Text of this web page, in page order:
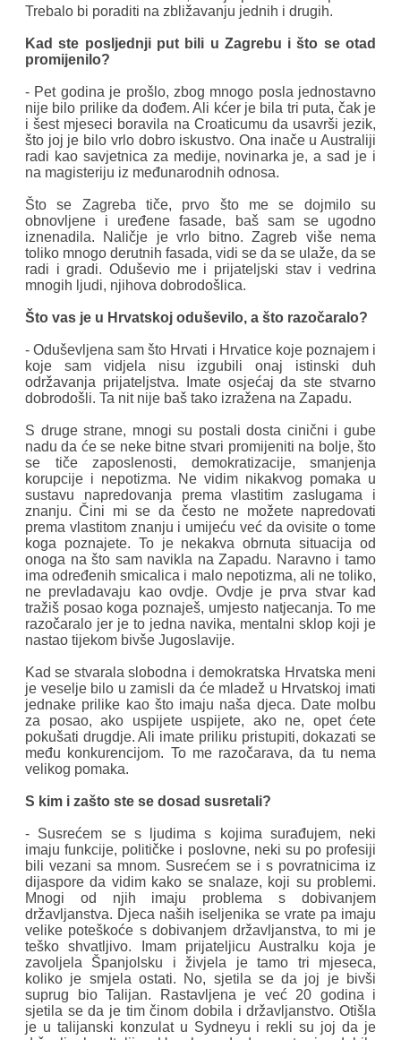
Trebalo bi poraditi na zbližavanju jednih i drugih.
Kad ste posljednji put bili u Zagrebu i što se otad
promijenilo?
- Pet godina je prošlo, zbog mnogo posla jednostavno
nije bilo prilike da dođem. Ali kćer je bila tri puta, čak je
i šest mjeseci boravila na Croaticumu da usavrši jezik,
što joj je bilo vrlo dobro iskustvo. Ona inače u Australiji
radi kao savjetnica za medije, novinarka je, a sad je i
na magisteriju iz međunarodnih odnosa.
Što se Zagreba tiče, prvo što me se dojmilo su
obnovljene i uređene fasade, baš sam se ugodno
iznenadila. Naličje je vrlo bitno. Zagreb više nema
toliko mnogo derutnih fasada, vidi se da se ulaže, da se
radi i gradi. Oduševio me i prijateljski stav i vedrina
mnogih ljudi, njihova dobrodošlica.
Što vas je u Hrvatskoj oduševilo, a što razočaralo?
- Oduševljena sam što Hrvati i Hrvatice koje poznajem i
koje sam vidjela nisu izgubili onaj istinski duh
održavanja prijateljstva. Imate osjećaj da ste stvarno
dobrodošli. Ta nit nije baš tako izražena na Zapadu.
S druge strane, mnogi su postali dosta cinični i gube
nadu da će se neke bitne stvari promijeniti na bolje, što
se tiče zaposlenosti, demokratizacije, smanjenja
korupcije i nepotizma. Ne vidim nikakvog pomaka u
sustavu napredovanja prema vlastitim zaslugama i
znanju. Čini mi se da često ne možete napredovati
prema vlastitom znanju i umijeću već da ovisite o tome
koga poznajete. To je nekakva obrnuta situacija od
onoga na što sam navikla na Zapadu. Naravno i tamo
ima određenih smicalica i malo nepotizma, ali ne toliko,
ne prevladavaju kao ovdje. Ovdje je prva stvar kad
tražiš posao koga poznaješ, umjesto natjecanja. To me
razočaralo jer je to jedna navika, mentalni sklop koji je
nastao tijekom bivše Jugoslavije.
Kad se stvarala slobodna i demokratska Hrvatska meni
je veselje bilo u zamisli da će mladež u Hrvatskoj imati
jednake prilike kao što imaju naša djeca. Date molbu
za posao, ako uspijete uspijete, ako ne, opet ćete
pokušati drugdje. Ali imate priliku pristupiti, dokazati se
među konkurencijom. To me razočarava, da tu nema
velikog pomaka.
S kim i zašto ste se dosad susretali?
- Susrećem se s ljudima s kojima surađujem, neki
imaju funkcije, političke i poslovne, neki su po profesiji
bili vezani sa mnom. Susrećem se i s povratnicima iz
dijaspore da vidim kako se snalaze, koji su problemi.
Mnogi od njih imaju problema s dobivanjem
državljanstva. Djeca naših iseljenika se vrate pa imaju
velike poteškoće s dobivanjem državljanstva, to mi je
teško shvatljivo. Imam prijateljicu Australku koja je
zavoljela Španjolsku i živjela je tamo tri mjeseca,
koliko je smjela ostati. No, sjetila se da joj je bivši
suprug bio Talijan. Rastavljena je već 20 godina i
sjetila se da je tim činom dobila i državljanstvo. Otišla
je u talijanski konzulat u Sydneyu i rekli su joj da je